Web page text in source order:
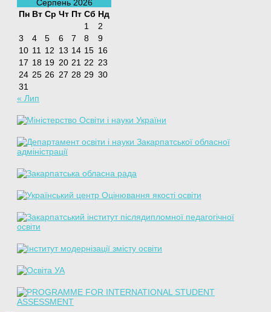
Серпень 2026
Пн Вт Ср Чт Пт Сб Нд
1
2
3
4 5 6 7 8
9
10 11 12 13 14 15 16
17 18 19 20 21 22 23
24 25 26 27 28 29 30
31
« Лип